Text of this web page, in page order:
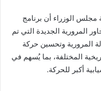
الوزراء أن برنامج
المرورية الجديدة التي تم
المرورية وتحسين حركة
المختلفة، بما يُسهم في
أكبر للحركة.